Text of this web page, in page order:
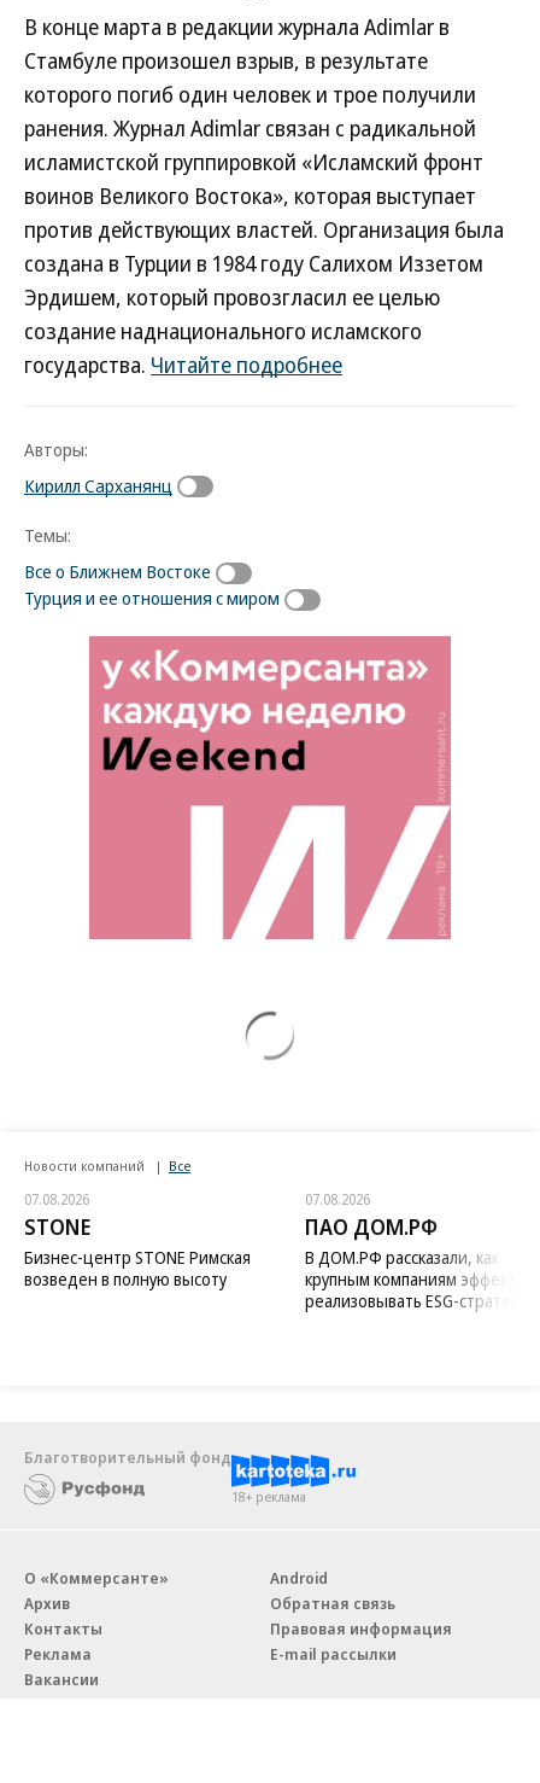
В конце марта в редакции журнала Adimlar в
Стамбуле произошел взрыв, в результате
которого погиб один человек и трое получили
ранения. Журнал Adimlar связан с радикальной
исламистской группировкой «Исламский фронт
воинов Великого Востока», которая выступает
против действующих властей. Организация была
создана в Турции в 1984 году Салихом Иззетом
Эрдишем, который провозгласил ее целью
создание наднационального исламского
государства. Читайте подробнее
Авторы:
Кирилл Сарханянц
Темы:
Все о Ближнем Востоке
Турция и ее отношения с миром
Новости компаний Все
07.08.2026
STONE
Бизнес-центр STONE Римская
возведен в полную высоту
07.08.2026
ПАО ДОМ.РФ
В ДОМ.РФ рассказали, как
крупным компаниям
реализовывать ESG-стратегию
Благотворительный фонд
18+ реклама
О «Коммерсанте»
Архив
Контакты
Реклама
Вакансии
Android
Обратная связь
Правовая информация
E-mail рассылки